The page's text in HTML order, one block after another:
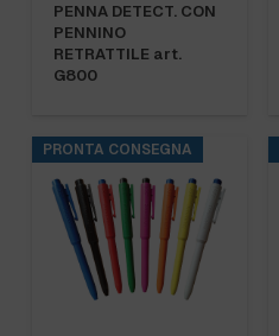
PENNA DETECT. CON
PENNINO
RETRATTILE art.
G800
PRONTA CONSEGNA